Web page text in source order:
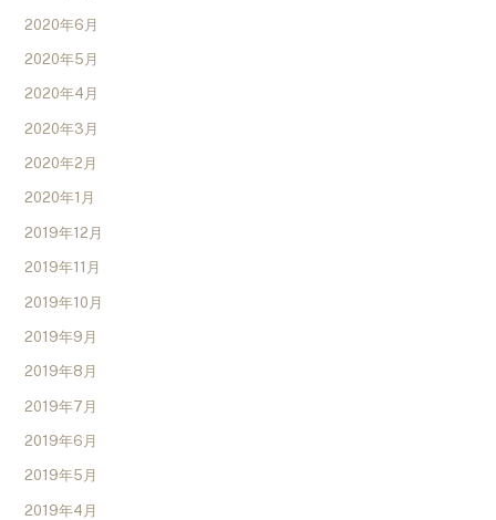
2020年6月
2020年5月
2020年4月
2020年3月
2020年2月
2020年1月
2019年12月
2019年11月
2019年10月
2019年9月
2019年8月
2019年7月
2019年6月
2019年5月
2019年4月